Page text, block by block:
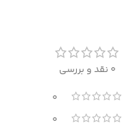
0 نقد و بررسی
0
0